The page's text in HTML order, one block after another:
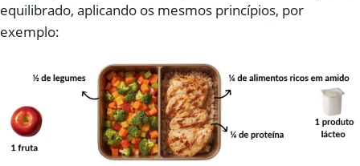
equilibrado, aplicando os mesmos princípios, por
exemplo: